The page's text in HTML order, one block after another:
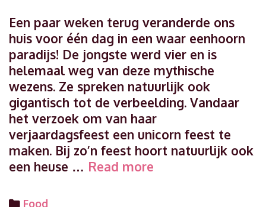
Een paar weken terug veranderde ons
huis voor één dag in een waar eenhoorn
paradijs! De jongste werd vier en is
helemaal weg van deze mythische
wezens. Ze spreken natuurlijk ook
gigantisch tot de verbeelding. Vandaar
het verzoek om van haar
verjaardagsfeest een unicorn feest te
maken. Bij zo’n feest hoort natuurlijk ook
een heuse … Read more
Categories
Food